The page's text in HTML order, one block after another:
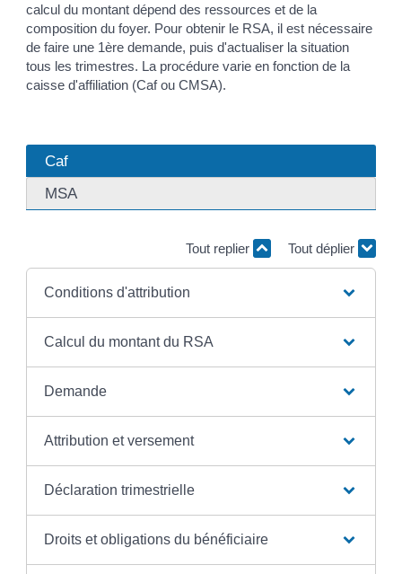
calcul du montant dépend des ressources et de la
composition du foyer. Pour obtenir le RSA, il est nécessaire
de faire une 1ère demande, puis d'actualiser la situation
tous les trimestres. La procédure varie en fonction de la
caisse d'affiliation (Caf ou CMSA).
Caf
MSA
Tout replier Tout déplier
Conditions d'attribution
Calcul du montant du RSA
Demande
Attribution et versement
Déclaration trimestrielle
Droits et obligations du bénéficiaire